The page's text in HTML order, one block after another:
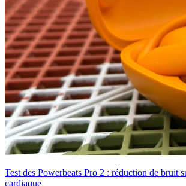
Test des Powerbeats Pro 2 : réduction de bruit
cardiaque